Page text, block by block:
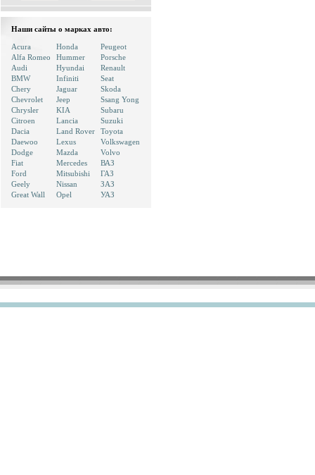
Наши сайты о марках авто:
Acura
Alfa Romeo
Audi
BMW
Chery
Chevrolet
Chrysler
Citroen
Dacia
Daewoo
Dodge
Fiat
Ford
Geely
Great Wall
Honda
Hummer
Hyundai
Infiniti
Jaguar
Jeep
KIA
Lancia
Land Rover
Lexus
Mazda
Mercedes
Mitsubishi
Nissan
Opel
Peugeot
Porsche
Renault
Seat
Skoda
Ssang Yong
Subaru
Suzuki
Toyota
Volkswagen
Volvo
ВАЗ
ГАЗ
ЗАЗ
УАЗ